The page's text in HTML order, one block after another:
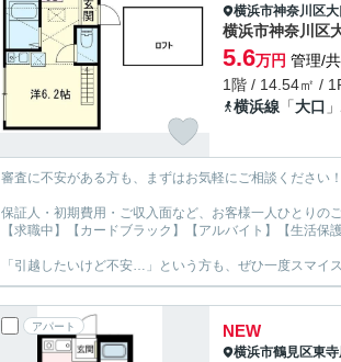
横浜市神奈川区
横浜市神奈川区
5.6万円 管理/
1階 / 14.54㎡ /
横浜線 「大口
審査に不安がある方も、まずはお気軽にご相談ください！
保証人・初期費用・ご収入面など、お客様一人ひとりの
【求職中】【カードブラック】【アルバイト】【生活
「引越したいけど不安…」という方も、ぜひ一度スマイ
アパート NEW
横浜市鶴見区東